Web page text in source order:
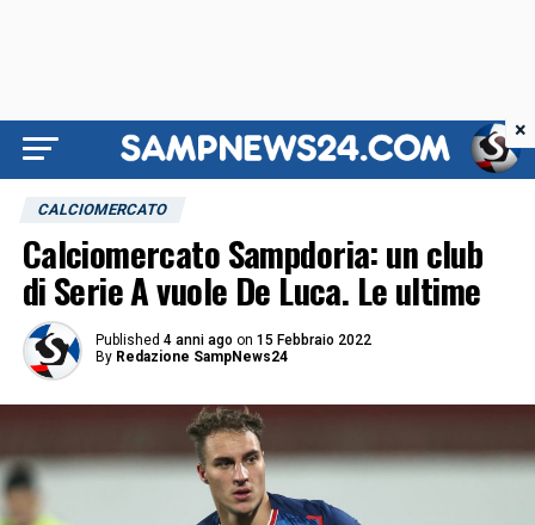
CALCIOMERCATO
Calciomercato Sampdoria: un club
di Serie A vuole De Luca. Le ultime
Published 4 anni ago on 15 Febbraio 2022
By Redazione SampNews24
×